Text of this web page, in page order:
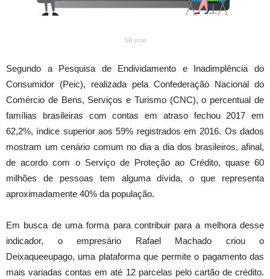
SB post
Segundo a Pesquisa de Endividamento e Inadimplência do
Consumidor (Peic), realizada pela Confederação Nacional do
Comércio de Bens, Serviços e Turismo (CNC), o percentual de
famílias brasileiras com contas em atraso fechou 2017 em
62,2%, índice superior aos 59% registrados em 2016. Os dados
mostram um cenário comum no dia a dia dos brasileiros, afinal,
de acordo com o Serviço de Proteção ao Crédito, quase 60
milhões de pessoas tem alguma dívida, o que representa
aproximadamente 40% da população.
Em busca de uma forma para contribuir para a melhora desse
indicador, o empresário Rafael Machado criou o
Deixaqueeupago, uma plataforma que permite o pagamento das
mais variadas contas em até 12 parcelas pelo cartão de crédito.